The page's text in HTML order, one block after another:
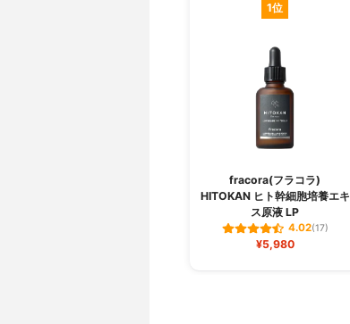
1位
fracora(フラコラ)
HITOKAN ヒト幹細胞培養エキ
ス原液 LP
4.02(17)
¥5,980